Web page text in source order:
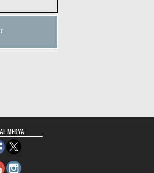
MEDYA